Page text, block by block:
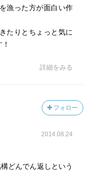
漁った方が面白い作
たりとちょっと気に
詳細をみる
フォロー
2014.08.24
どんでん返しという